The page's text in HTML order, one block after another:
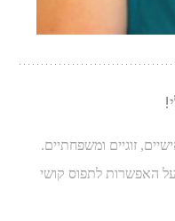
זוגיים ומשפחתיים.
האפשרות לתפוס קושי